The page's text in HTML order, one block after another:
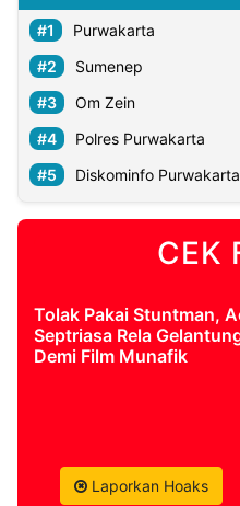
Purwakarta
Sumenep
Om Zein
Polres Purwakarta
Diskominfo Purwakarta
CEK
Tolak Pakai Stuntman,
Septriasa Rela
Demi Film Munafik
Laporkan Hoaks